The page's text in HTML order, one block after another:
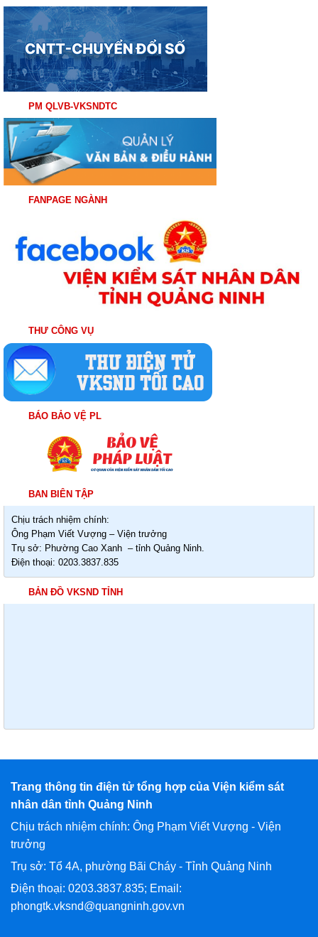
PM QLVB-VKSNDTC
FANPAGE NGÀNH
THƯ CÔNG VỤ
BÁO BẢO VỆ PL
BAN BIÊN TẬP
Chịu trách nhiệm chính:
Ông Phạm Viết Vượng – Viện trưởng
Trụ sở: Phường Cao Xanh – tỉnh Quảng Ninh.
Điện thoại: 0203.3837.835
BẢN ĐỒ VKSND TỈNH
Trang thông tin điện tử tổng hợp của Viện kiểm sát
nhân dân tỉnh Quảng Ninh
Chịu trách nhiệm chính: Ông Phạm Viết Vượng - Viện
trưởng
Trụ sở: Tổ 4A, phường Bãi Cháy - Tỉnh Quảng Ninh
Điện thoại: 0203.3837.835; Email:
phongtk.vksnd@quangninh.gov.vn